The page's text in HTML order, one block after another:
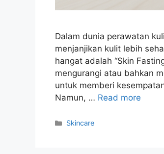
Dalam dunia perawatan
menjanjikan kulit lebih
hangat adalah “Skin
mengurangi atau bahkan
untuk memberi
Namun, … Read more
Kategori
Skincare